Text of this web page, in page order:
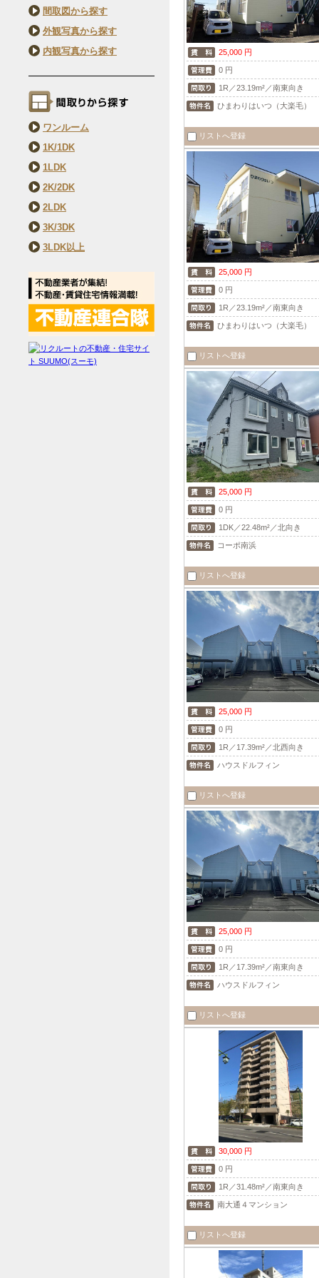
間取図から探す
外観写真から探す
内観写真から探す
ワンルーム
1K/1DK
1LDK
2K/2DK
2LDK
3K/3DK
3LDK以上
25,000 円
0 円
1R／23.19m²／南東向き
ひまわりはいつ（大楽毛）
リストへ登録
25,000 円
0 円
1R／23.19m²／南東向き
ひまわりはいつ（大楽毛）
リストへ登録
25,000 円
0 円
1DK／22.48m²／北向き
コーポ南浜
リストへ登録
25,000 円
0 円
1R／17.39m²／北西向き
ハウスドルフィン
リストへ登録
25,000 円
0 円
1R／17.39m²／南東向き
ハウスドルフィン
リストへ登録
30,000 円
0 円
1R／31.48m²／南東向き
南大通４マンション
リストへ登録